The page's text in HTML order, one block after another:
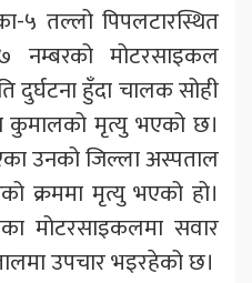
५ तल्लो पिपलटारस्थित
मोटरसाइकल
दुर्घटना हुँदा चालक सोही
कुमालको मृत्यु भएको छ।
उनको जिल्ला अस्पताल
क्रममा मृत्यु भएको हो।
मोटरसाइकलमा सवार
उपचार भइरहेको छ।